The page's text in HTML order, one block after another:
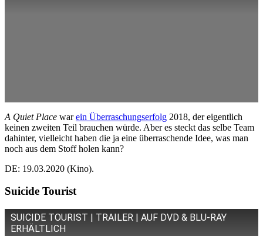
A Quiet Place warein Überraschungserfolg 2018, der eigentlich
keinen zweiten Teil brauchen würde. Aber es steckt das selbe Team
dahinter, vielleicht haben die ja eine überraschende Idee, was man
noch aus dem Stoff holen kann?
DE: 19.03.2020 (Kino).
Suicide Tourist
SUICIDE TOURIST | TRAILER | AUF DVD & BLU-RAY
ERHÄLTLICH